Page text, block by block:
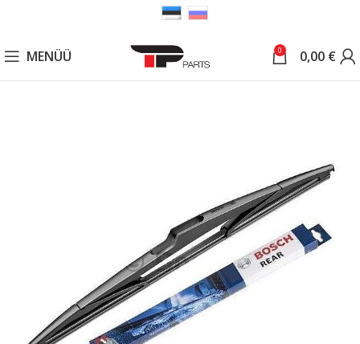
MENÜÜ 0 0,00 €